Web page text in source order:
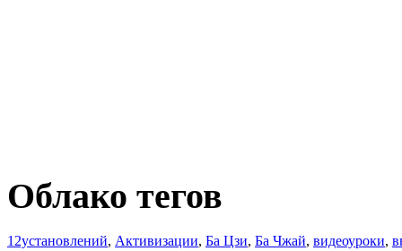
Облако тегов
12установлений, Активизации, Ба Цзи, Ба Чжай, видеоуроки,